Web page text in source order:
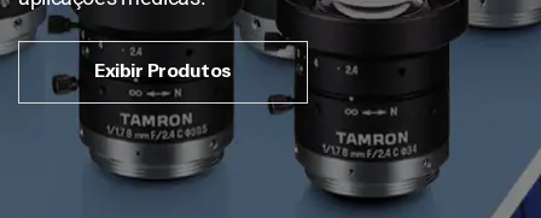
Exibir Produtos